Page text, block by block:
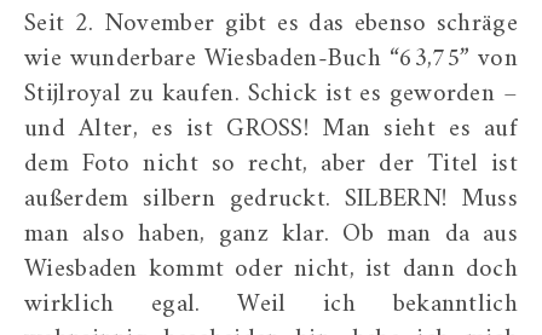
Seit 2. November gibt es das ebenso schräge
wie wunderbare Wiesbaden-Buch “63,75” von
Stijlroyal zu kaufen. Schick ist es geworden –
und Alter, es ist GROSS! Man sieht es auf
dem Foto nicht so recht, aber der Titel ist
außerdem silbern gedruckt. SILBERN! Muss
man also haben, ganz klar. Ob man da aus
Wiesbaden kommt oder nicht, ist dann doch
wirklich egal. Weil ich bekanntlich